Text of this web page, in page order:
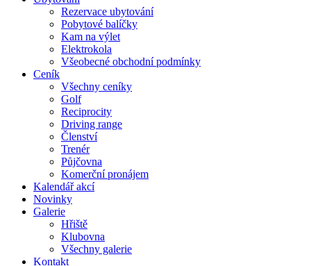
Rezervace ubytování
Pobytové balíčky
Kam na výlet
Elektrokola
Všeobecné obchodní podmínky
Ceník
Všechny ceníky
Golf
Reciprocity
Driving range
Členství
Trenér
Půjčovna
Komerční pronájem
Kalendář akcí
Novinky
Galerie
Hřiště
Klubovna
Všechny galerie
Kontakt